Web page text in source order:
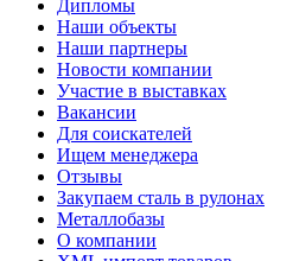
Дипломы
Наши объекты
Наши партнеры
Новости компании
Участие в выставках
Вакансии
Для соискателей
Ищем менеджера
Отзывы
Закупаем сталь в рулонах
Металлобазы
О компании